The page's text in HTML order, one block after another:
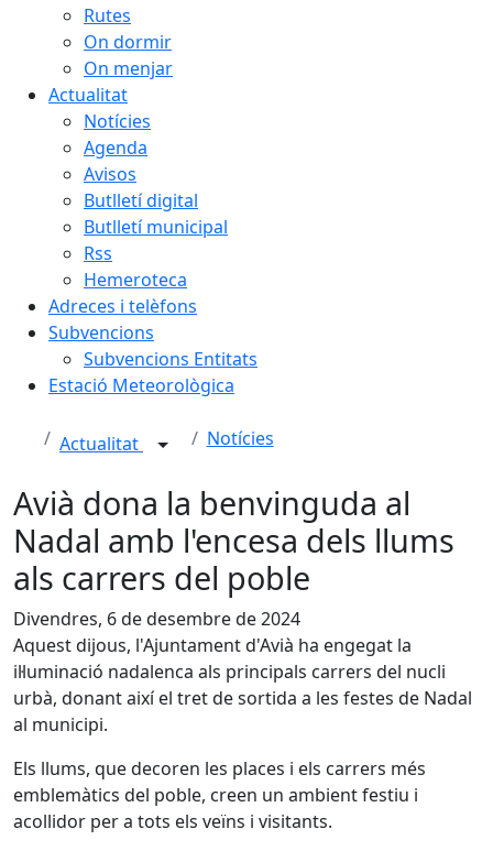
Rutes
On dormir
On menjar
Actualitat
Notícies
Agenda
Avisos
Butlletí digital
Butlletí municipal
Rss
Hemeroteca
Adreces i telèfons
Subvencions
Subvencions Entitats
Estació Meteorològica
Actualitat Notícies
Avià dona la benvinguda al
Nadal amb l'encesa dels llums
als carrers del poble
Divendres, 6 de desembre de 2024
Aquest dijous, l'Ajuntament d'Avià ha engegat la
il·luminació nadalenca als principals carrers del nucli
urbà, donant així el tret de sortida a les festes de Nadal
al municipi.
Els llums, que decoren les places i els carrers més
emblemàtics del poble, creen un ambient festiu i
acollidor per a tots els veïns i visitants.